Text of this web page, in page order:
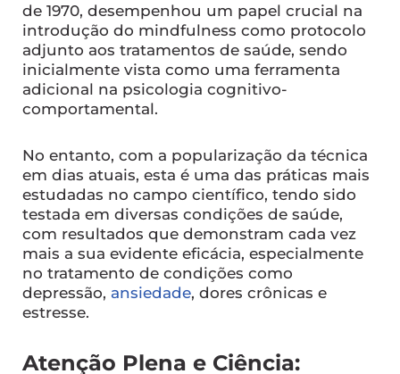
de 1970, desempenhou um papel crucial na
introdução do mindfulness como protocolo
adjunto aos tratamentos de saúde, sendo
inicialmente vista como uma ferramenta
adicional na psicologia cognitivo-
comportamental.
No entanto, com a popularização da técnica
em dias atuais, esta é uma das práticas mais
estudadas no campo científico, tendo sido
testada em diversas condições de saúde,
com resultados que demonstram cada vez
mais a sua evidente eficácia, especialmente
no tratamento de condições como
depressão, ansiedade, dores crônicas e
estresse.
Atenção Plena e Ciência: